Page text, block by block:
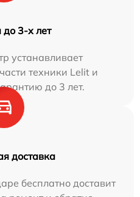
до 3-х лет
устанавливает
техники Lelit и
до 3 лет.
доставка
бесплатно доставит